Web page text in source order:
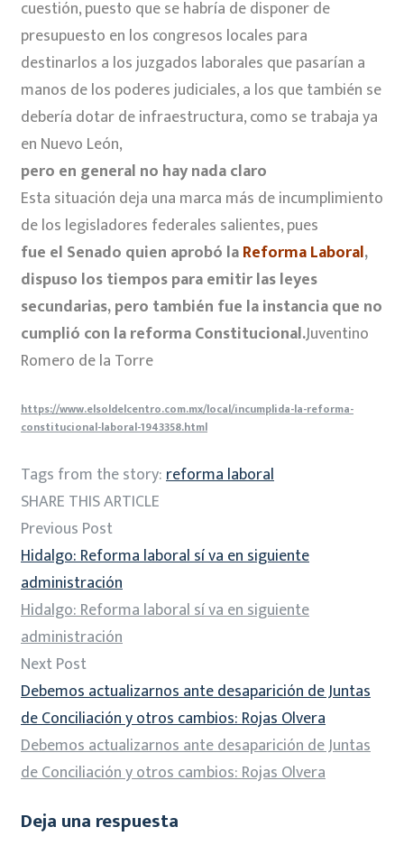
cuestión, puesto que se habría de disponer de
presupuesto en los congresos locales para
destinarlos a los juzgados laborales que pasarían a
manos de los poderes judiciales, a los que también se
debería dotar de infraestructura, como se trabaja ya
en Nuevo León,
pero en general no hay nada claro
Esta situación deja una marca más de incumplimiento
de los legisladores federales salientes, pues
fue el Senado quien aprobó laReforma Laboral,
dispuso los tiempos para emitir las leyes
secundarias, pero también fue la instancia que no
cumplió con la reforma Constitucional.Juventino
Romero de la Torre
https://www.elsoldelcentro.com.mx/local/incumplida-la-reforma-
constitucional-laboral-1943358.html
Tags from the story:reforma laboral
SHARE THIS ARTICLE
Previous Post
Hidalgo: Reforma laboral sí va en siguiente
administración
Hidalgo: Reforma laboral sí va en siguiente
administración
Next Post
Debemos actualizarnos ante desaparición de Juntas
de Conciliación y otros cambios: Rojas Olvera
Debemos actualizarnos ante desaparición de Juntas
de Conciliación y otros cambios: Rojas Olvera
Deja una respuesta